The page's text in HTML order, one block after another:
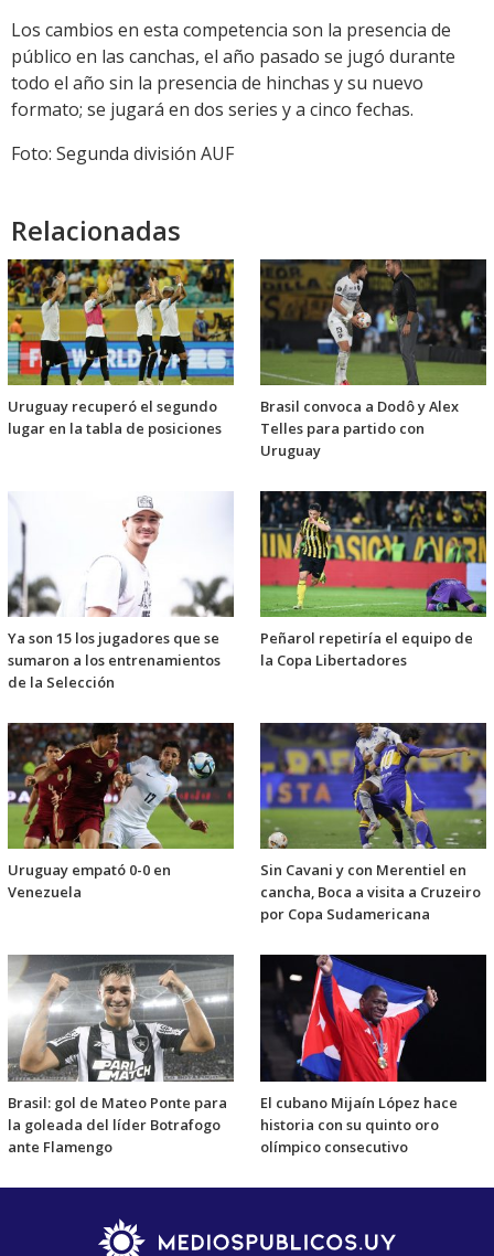
Los cambios en esta competencia son la presencia de
público en las canchas, el año pasado se jugó durante
todo el año sin la presencia de hinchas y su nuevo
formato; se jugará en dos series y a cinco fechas.
Foto: Segunda división AUF
Relacionadas
Uruguay recuperó el segundo
lugar en la tabla de posiciones
Brasil convoca a Dodô y Alex
Telles para partido con
Uruguay
Ya son 15 los jugadores que se
sumaron a los entrenamientos
de la Selección
Peñarol repetiría el equipo de
la Copa Libertadores
Uruguay empató 0-0 en
Venezuela
Sin Cavani y con Merentiel en
cancha, Boca a visita a Cruzeiro
por Copa Sudamericana
Brasil: gol de Mateo Ponte para
la goleada del líder Botrafogo
ante Flamengo
El cubano Mijaín López hace
historia con su quinto oro
olímpico consecutivo